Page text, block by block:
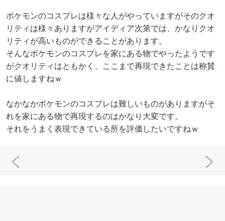
ポケモンのコスプレは様々な人がやっていますがそのクオ
リティは様々ありますがアイディア次第では、かなりクオ
リティが高いものができることがあります。
そんなポケモンのコスプレを家にある物でやったようです
がクオリティはともかく、ここまで再現できたことは称賛
に値しますねｗ
なかなかポケモンのコスプレは難しいものがありますがそ
れを家にある物で再現するのはかなり大変です。
それをうまく表現できている所を評価したいですねｗ